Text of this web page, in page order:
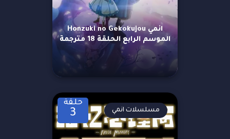
انمي Honzuki no Gekokujou
الموسم الرابع الحلقة 18 مترجمة
حلقة
3 مسلسلات انمي